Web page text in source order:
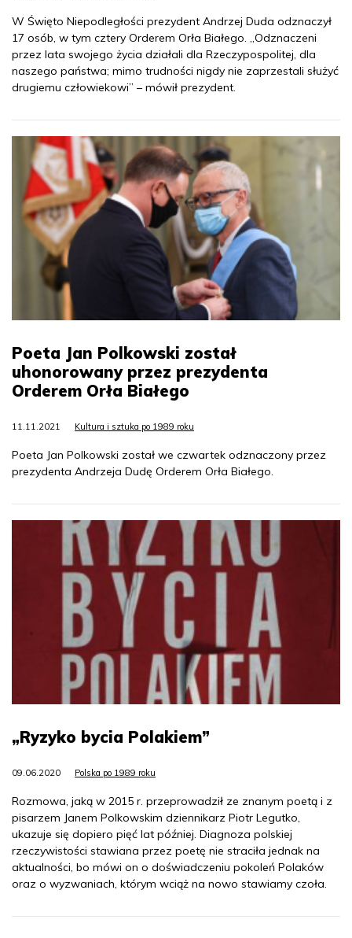
W Święto Niepodległości prezydent Andrzej Duda odznaczył
17 osób, w tym cztery Orderem Orła Białego. „Odznaczeni
przez lata swojego życia działali dla Rzeczypospolitej, dla
naszego państwa; mimo trudności nigdy nie zaprzestali służyć
drugiemu człowiekowi” – mówił prezydent.
Poeta Jan Polkowski został
uhonorowany przez prezydenta
Orderem Orła Białego
11.11.2021 Kultura i sztuka po 1989 roku
Poeta Jan Polkowski został we czwartek odznaczony przez
prezydenta Andrzeja Dudę Orderem Orła Białego.
„Ryzyko bycia Polakiem”
09.06.2020 Polska po 1989 roku
Rozmowa, jaką w 2015 r. przeprowadził ze znanym poetą i z
pisarzem Janem Polkowskim dziennikarz Piotr Legutko,
ukazuje się dopiero pięć lat później. Diagnoza polskiej
rzeczywistości stawiana przez poetę nie straciła jednak na
aktualności, bo mówi on o doświadczeniu pokoleń Polaków
oraz o wyzwaniach, którym wciąż na nowo stawiamy czoła.